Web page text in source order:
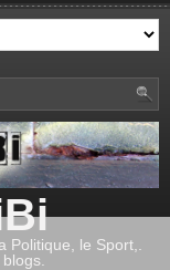
le Sport,.